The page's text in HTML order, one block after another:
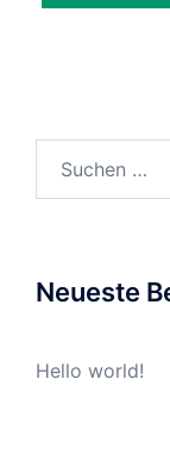
Neueste
Hello world!